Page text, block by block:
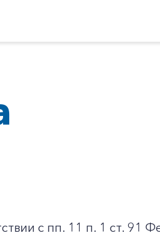
с пп. 11 п. 1 ст. 91